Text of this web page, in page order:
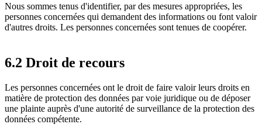
Nous sommes tenus d'identifier, par des mesures appropriées, les
personnes concernées qui demandent des informations ou font valoir
d'autres droits. Les personnes concernées sont tenues de coopérer.
6.2 Droit de recours
Les personnes concernées ont le droit de faire valoir leurs droits en
matière de protection des données par voie juridique ou de déposer
une plainte auprès d'une autorité de surveillance de la protection des
données compétente.